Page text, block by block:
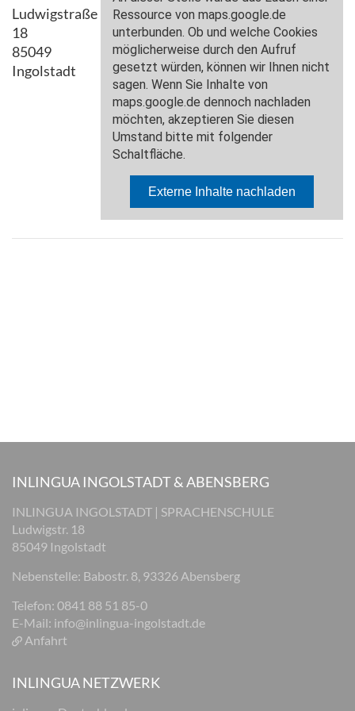
Ludwigstraße
18
85049
Ingolstadt
INLINGUA INGOLSTADT & ABENSBERG
INLINGUA INGOLSTADT | SPRACHENSCHULE
Ludwigstr. 18
85049 Ingolstadt
Nebenstelle: Babostr. 8, 93326 Abensberg
Telefon: 0841 88 51 85-0
E-Mail: info@inlingua-ingolstadt.de
Anfahrt
INLINGUA NETZWERK